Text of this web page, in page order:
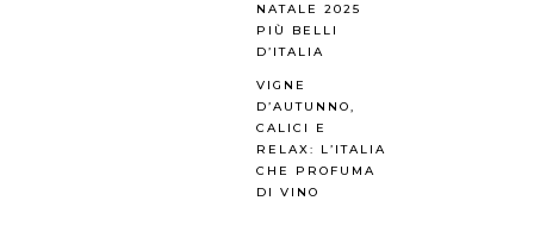
NATALE 2025
PIÙ BELLI
D’ITALIA
VIGNE
D’AUTUNNO,
CALICI E
RELAX: L’ITALIA
CHE PROFUMA
DI VINO